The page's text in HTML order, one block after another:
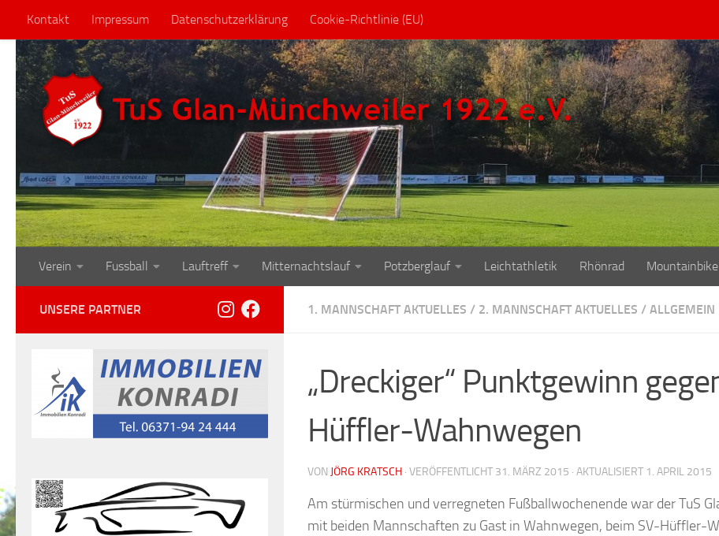
Zum Inhalt springen
Kontakt Impressum Datenschutzerklärung Cookie-Richtlinie (EU)
Verein Fussball Lauftreff Mitternachtslauf Potzberglauf Leichtathletik Rhönrad Mountainbike
1. MANNSCHAFT AKTUELLES / 2. MANNSCHAFT AKTUELLES / ALLGEMEIN
„Dreckiger“ Punktgewinn
Hüffler-Wahnwegen
VON JÖRG KRATSCH · VERÖFFENTLICHT 31. MÄRZ 2015 · AKTUALISIERT 1. APRIL 2015
Am stürmischen und verregneten Fußballwochenende war der TuS
mit beiden Mannschaften zu Gast in Wahnwegen, beim SV-Hüffler-
UNSERE PARTNER